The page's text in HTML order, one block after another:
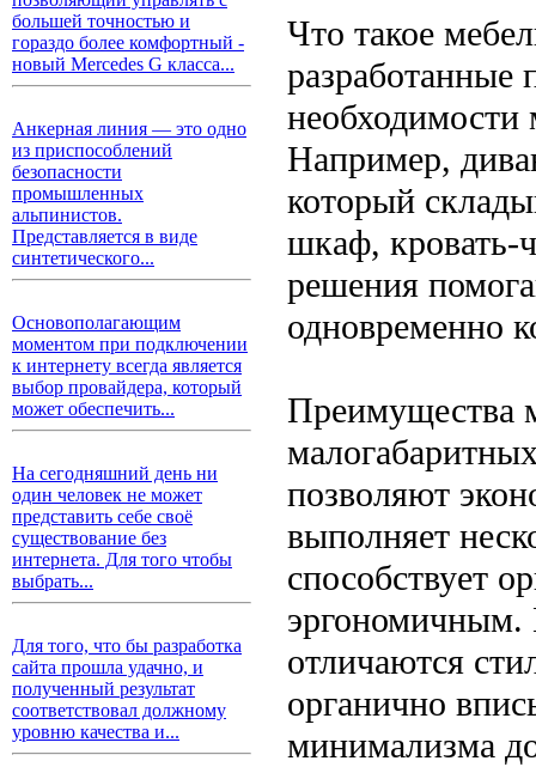
большей точностью и
гораздо более комфортный -
новый Mercedes G класса...
Анкерная линия — это одно
из приспособлений
безопасности
промышленных
альпинистов.
Представляется в виде
синтетического...
Основополагающим
моментом при подключении
к интернету всегда является
выбор провайдера, который
может обеспечить...
На сегодняшний день ни
один человек не может
представить себе своё
существование без
интернета. Для того чтобы
выбрать...
Для того, что бы разработка
сайта прошла удачно, и
полученный результат
соответствовал должному
уровню качества и...
Что такое
разработанные
необходимости
Например,
который
шкаф, кровать-
решения
одновременно
Преимущества
позволяют
выполняет
способствует
эргономичным.
отличаются
органично
минимализма